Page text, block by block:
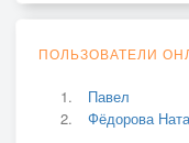
ПОЛЬЗОВАТЕЛИ
Павел
Фёдорова